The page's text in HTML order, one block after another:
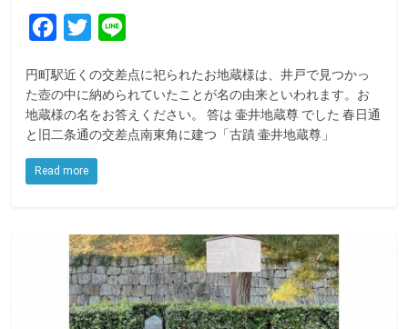
c
e
b
o
T
i
t
t
e
n
e
円町駅近くの交差点に祀られたお地蔵様は、井戸で見つかっ
た壺の中に納められていたことが名の由来といわれます。お
地蔵様の名をお答えください。 答は 壷井地蔵尊 でした 春日通
と旧二条通の交差点南東角に建つ「古蹟 壷井地蔵尊」
Read more